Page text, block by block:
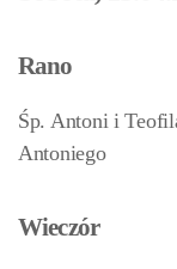
Rano
Śp. Antoni i
Antoniego
Wieczór